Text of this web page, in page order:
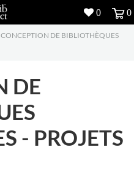
CONCEPTION DE BIBLIOTHÈQUES
DE
- PROJETS
0 0